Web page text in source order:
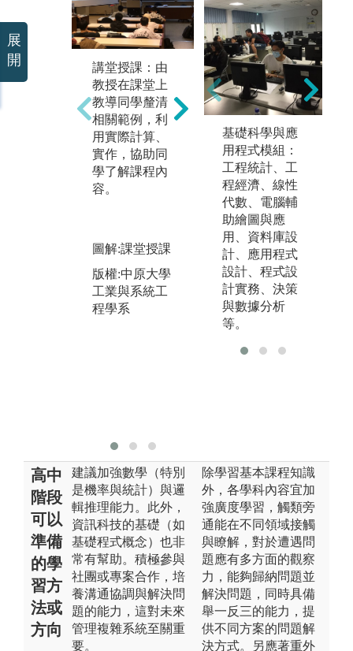
講堂授課：由
教授在課堂上
教導同學釐清
相關範例，利
用實際計算、
實作，協助同
學了解課程內
容。
圖解:課堂授課
版權:中原大學
工業與系統工
程學系
實作教學：提
供學生實際或
模擬的學習經
驗，透過模擬
實境、做中
學、動態學習
等，引導學生
進行真實的思
考學習和行動
學習發展主動
積極的學習態
度和團隊合作
經驗，並從中
了解自我的真
實能力和有待
發展之處。
學科競賽
基礎科學與應
用程式模組：
工程統計、工
程經濟、線性
代數、電腦輔
助繪圖與應
用、資料庫設
計、應用程式
設計、程式設
計實務、決策
與數據分析
等。
高中
階段
可以
準備
的學
習方
法或
方向
建議加強數學（特別
是機率與統計）與邏
輯推理能力。此外，
資訊科技的基礎（如
基礎程式概念）也非
常有幫助。積極參與
社團或專案合作，培
養溝通協調與解決問
題的能力，這對未來
管理複雜系統至關重
要。
除學習基本課程知識
外，各學科內容宜加
強廣度學習，觸類旁
通能在不同領域接觸
與瞭解，對於遭遇問
題應有多方面的觀察
力，能夠歸納問題並
解決問題，同時具備
舉一反三的能力，提
供不同方案的問題解
決方式。另應著重外
展
開